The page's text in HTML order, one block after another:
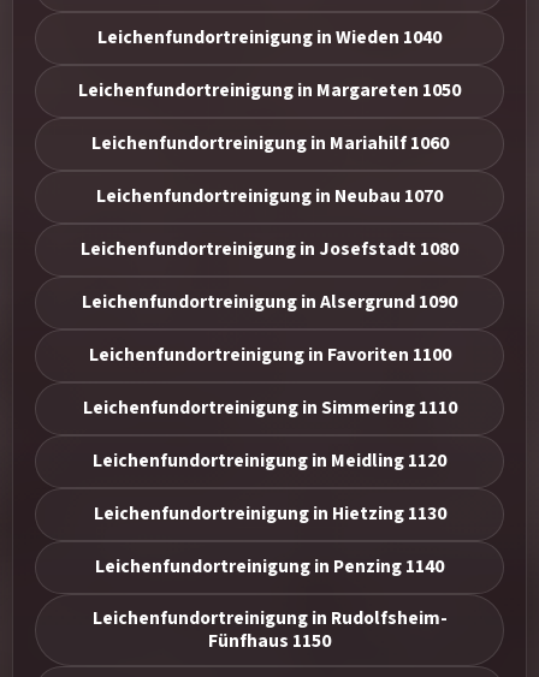
Leichenfundortreinigung in Wieden 1040
Leichenfundortreinigung in Margareten 1050
Leichenfundortreinigung in Mariahilf 1060
Leichenfundortreinigung in Neubau 1070
Leichenfundortreinigung in Josefstadt 1080
Leichenfundortreinigung in Alsergrund 1090
Leichenfundortreinigung in Favoriten 1100
Leichenfundortreinigung in Simmering 1110
Leichenfundortreinigung in Meidling 1120
Leichenfundortreinigung in Hietzing 1130
Leichenfundortreinigung in Penzing 1140
Leichenfundortreinigung in Rudolfsheim-
Fünfhaus 1150